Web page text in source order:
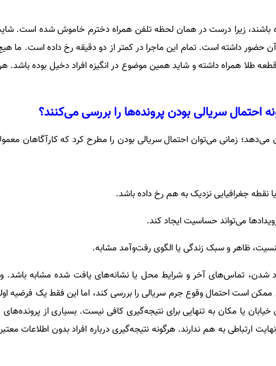
باشند، زیرا درست در همان لحظه تلفن همراه دخترم خاموش شده است.
آن حضور داشته است. تمام این ماجرا در کمتر از دو دقیقه رخ داده است. ما
طلا همراه داشته و شاید همین موضوع در انگیزه افراد دخیل بوده باشد.
احتمال سریالی بودن پرونده‌ها را بررسی می‌کنند؟
زمانی می‌توان احتمال سریالی بودن را مطرح کرد که کارآگاهان
شدن، تماس‌های آخر و شرایط محل یا نشانه‌های یافت شده مشابه باشد.
است احتمال وقوع جرم سریالی را بررسی کند، اما این فقط یک فرضیه
یا مکان به تنهایی برای نتیجه‌گیری کافی نیست. بسیاری از
ارتباطی به هم ندارند. هرگونه نتیجه‌گیری درباره افراد بدون اطلاعات